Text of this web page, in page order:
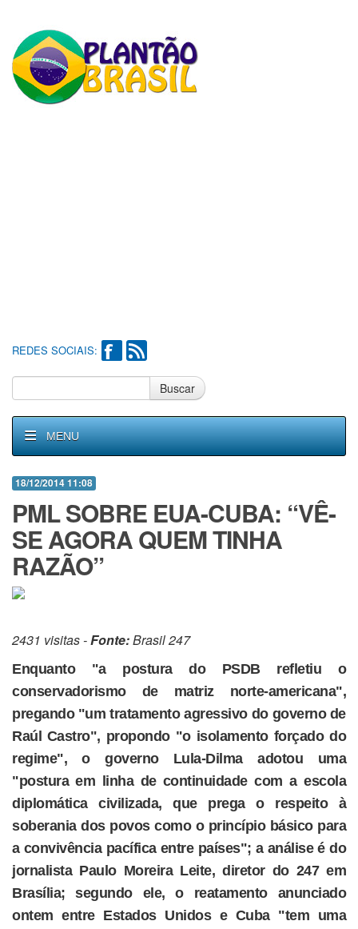
REDES SOCIAIS:
Buscar
MENU
18/12/2014 11:08
PML SOBRE EUA-CUBA: “VÊ-
SE AGORA QUEM TINHA
RAZÃO”
2431 visitas -Fonte:Brasil 247
Enquanto "a postura do PSDB refletiu o
conservadorismo de matriz norte-americana",
pregando "um tratamento agressivo do governo de
Raúl Castro", propondo "o isolamento forçado do
regime", o governo Lula-Dilma adotou uma
"postura em linha de continuidade com a escola
diplomática civilizada, que prega o respeito à
soberania dos povos como o princípio básico para
a convivência pacífica entre países"; a análise é do
jornalista Paulo Moreira Leite, diretor do 247 em
Brasília; segundo ele, o reatamento anunciado
ontem entre Estados Unidos e Cuba "tem uma